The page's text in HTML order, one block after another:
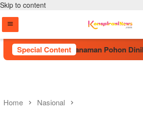
Skip to content
Special Content
BIMA Sebut Penanaman Pohon Dinilai
Home Nasional